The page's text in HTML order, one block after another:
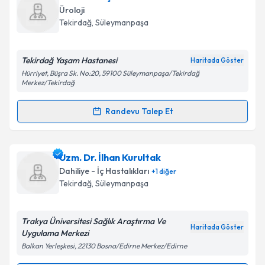
takvimi talebi oluşturun. Size bu uzmandan randevu
almanız için bir takvim hazırlandığında e-posta ile
bilgilendireceğiz.
Kişisel verilerimin işlenmesine ilişkin
Metni'ni okudum ve kişisel verilerimin belirtilen
Takvim Talebini Gönder
Üroloji
Tekirdağ, Süleymanpaşa
Tekirdağ Yaşam Hastanesi Haritada Göster
Hürriyet, Büşra Sk. No:20, 59100 Süleymanpaşa/Tekirdağ
Merkez/Tekirdağ
Randevu Talep Et
Randevu Takvimi Talebi
Dr. Ekrem Çömeziçin randevu takvimi talebi
oluşturun. Size bu uzmandan randevu almanız için bir
takvim hazırlandığında e-posta ile bilgilendireceğiz.
Kişisel verilerimin işlenmesine ilişkinAydınlatma
Uzm. Dr. İlhan Kurultak
Dahiliye - İç Hastalıkları +1diğer
Tekirdağ, Süleymanpaşa
Trakya Üniversitesi Sağlık Araştırma Ve
Uygulama Merkezi
Haritada Göster
Balkan Yerleşkesi, 22130 Bosna/Edirne Merkez/Edirne